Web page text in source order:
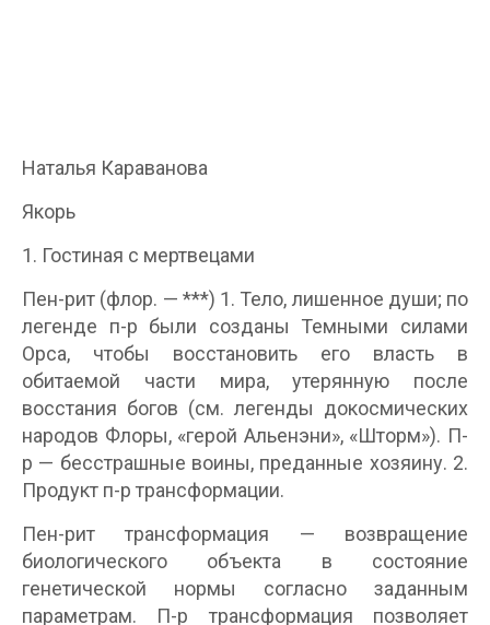
Наталья Караванова
Якорь
1. Гостиная с мертвецами
Пен-рит (флор. — ***) 1. Тело, лишенное души; по
легенде п-р были созданы Темными силами
Орса, чтобы восстановить его власть в
обитаемой части мира, утерянную после
восстания богов (см. легенды докосмических
народов Флоры, «герой Альенэни», «Шторм»). П-
р — бесстрашные воины, преданные хозяину. 2.
Продукт п-р трансформации.
Пен-рит трансформация — возвращение
биологического объекта в состояние
генетической нормы согласно заданным
параметрам. П-р трансформация позволяет